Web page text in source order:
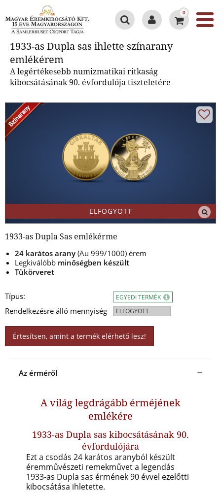
0
1933-as Dupla sas ihlette színarany
emlékérem
A legértékesebb numizmatikai ritkaság
kibocsátásának 90. évfordulója tiszteletére
ELFOGYOTT
1933-as Dupla Sas emlékérme
24 karátos arany (Au 999/1000) érem
Legkiválóbb minőségben készült
Tükörveret
Típus:
Rendelkezésre álló mennyiség
EGYEDI TERMÉK
ELFOGYOTT
Értesítsen, amint a termék elérhető lesz!
Az érméről
A világ legdrágább érméjének
emlékére
1933-as Dupla sas kibocsátásának 90.
évfordulójára
Ezt a csodás 24 karátos aranyból készült
éremművészeti remekművet a legendás
1933-as Dupla sas érmének 90 évvel ezelőtti
kibocsátása ihletette.
1933-as Dupla sas ihlette
színarany emlékérem